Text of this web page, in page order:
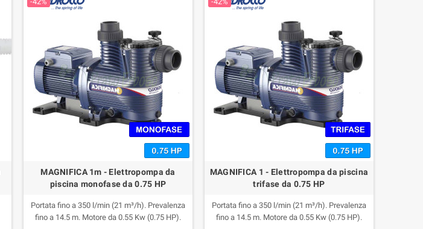
MAGNIFICA 1m - Elettropompa da
piscina monofase da 0.75 HP
Portata fino a 350 l/min (21 m³/h). Prevalenza
fino a 14.5 m. Motore da 0.55 Kw (0.75 HP).
MAGNIFICA 1 - Elettropompa da piscina
trifase da 0.75 HP
Portata fino a 350 l/min (21 m³/h). Prevalenza
fino a 14.5 m. Motore da 0.55 Kw (0.75 HP).